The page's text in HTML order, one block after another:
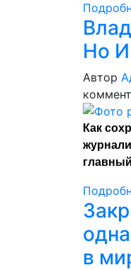
Но
Автор
Как
в